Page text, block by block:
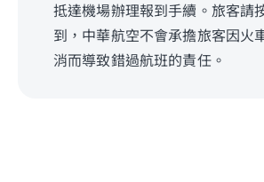
抵達機場辦理報到手續。旅客請
到，中華航空不會承擔旅客因火
消而導致錯過航班的責任。